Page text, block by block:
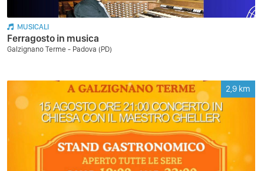
MUSICALI
Ferragosto in musica
Galzignano Terme - Padova (PD)
2,9 km